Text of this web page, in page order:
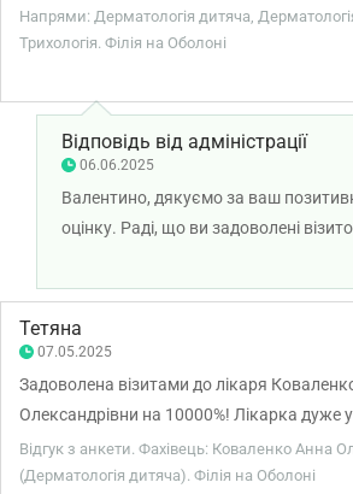
Напрями: Дерматологія дитяча,
Трихологія. Філія на Оболоні
Відповідь від адміністрації
06.06.2025
Валентино, дякуємо за ваш
оцінку. Раді, що ви задоволені
дерматовенеролога Анни
міцного здоров'я!
Тетяна
07.05.2025
Задоволена візитами до лікаря
Олександрівни на 10000%! Лікарка дуже
своєї справи, відповіла на всі запитання,
лікування, дала важливі і корисні
Відгук з анкети. Фахівець: Коваленко Анна
(Дерматологія дитяча). Філія на Оболоні